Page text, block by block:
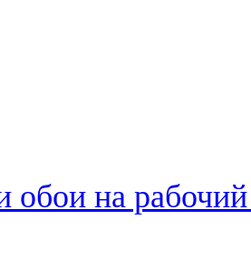
обои на